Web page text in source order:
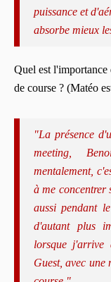
puissance et
absorbe mieux
Quel est l'importance
de course ? (Matéo
"La présence
meeting,
mentalement,
à me concentrer
aussi pendant
d'autant plus
lorsque j'arrive
Guest, avec une